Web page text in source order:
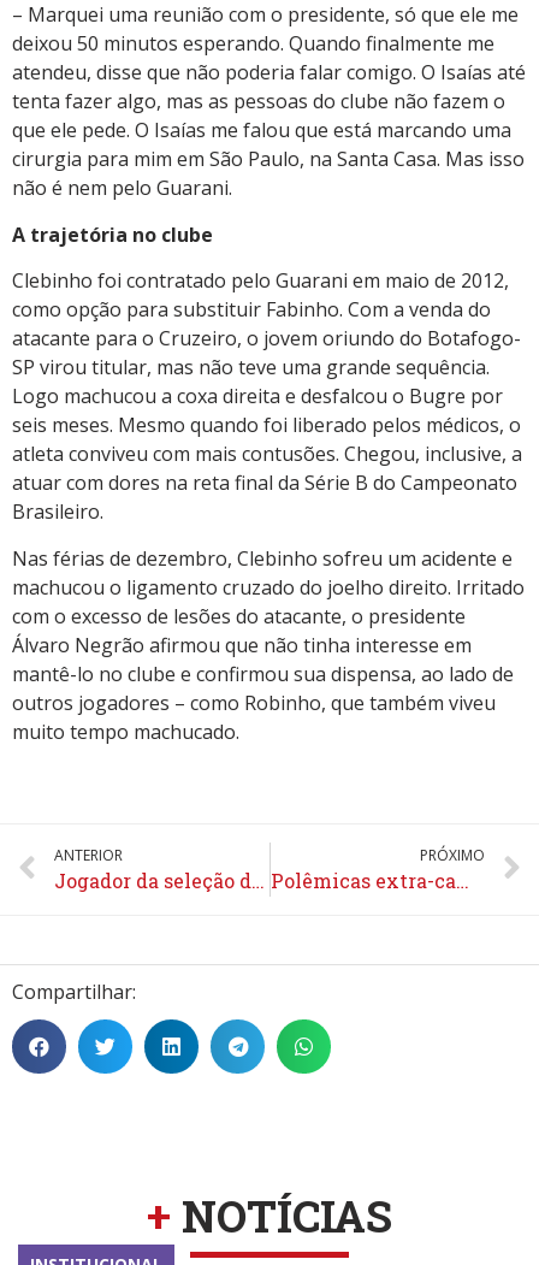
– Marquei uma reunião com o presidente, só que ele me
deixou 50 minutos esperando. Quando finalmente me
atendeu, disse que não poderia falar comigo. O Isaías até
tenta fazer algo, mas as pessoas do clube não fazem o
que ele pede. O Isaías me falou que está marcando uma
cirurgia para mim em São Paulo, na Santa Casa. Mas isso
não é nem pelo Guarani.
A trajetória no clube
Clebinho foi contratado pelo Guarani em maio de 2012,
como opção para substituir Fabinho. Com a venda do
atacante para o Cruzeiro, o jovem oriundo do Botafogo-
SP virou titular, mas não teve uma grande sequência.
Logo machucou a coxa direita e desfalcou o Bugre por
seis meses. Mesmo quando foi liberado pelos médicos, o
atleta conviveu com mais contusões. Chegou, inclusive, a
atuar com dores na reta final da Série B do Campeonato
Brasileiro.
Nas férias de dezembro, Clebinho sofreu um acidente e
machucou o ligamento cruzado do joelho direito. Irritado
com o excesso de lesões do atacante, o presidente
Álvaro Negrão afirmou que não tinha interesse em
mantê-lo no clube e confirmou sua dispensa, ao lado de
outros jogadores – como Robinho, que também viveu
muito tempo machucado.
ANTERIOR
Jogador da seleção de Honduras tira a roupa em campo
PRÓXIMO
Polêmicas extra-campo dominam dia do Bugre e voltam a conturbar clima
Compartilhar:
+ NOTÍCIAS